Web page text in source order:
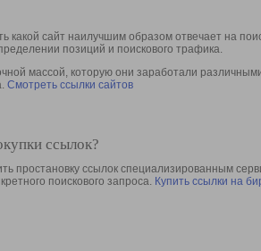
сайт наилучшим образом отвечает на
позиций и поискового трафика.
массой, которую они заработали
Смотреть ссылки сайтов
ссылок?
простановку ссылок специализированным
поискового запроса. Купить ссылки на